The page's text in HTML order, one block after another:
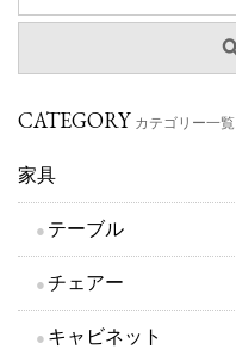
CATEGORY カテゴリー一覧
家具
テーブル
チェアー
キャビネット